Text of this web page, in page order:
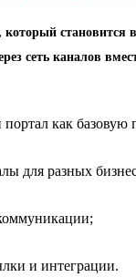
становится
сеть каналов
как базовую
для разных
и интеграции.